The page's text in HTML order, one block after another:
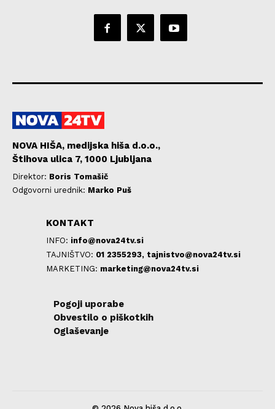
NOVA HIŠA, medijska hiša d.o.o.,
Štihova ulica 7, 1000 Ljubljana
Direktor: Boris Tomašič
Odgovorni urednik: Marko Puš
KONTAKT
INFO: info@nova24tv.si
TAJNIŠTVO: 01 2355293, tajnistvo@nova24tv.si
MARKETING: marketing@nova24tv.si
Pogoji uporabe
Obvestilo o piškotkih
Oglaševanje